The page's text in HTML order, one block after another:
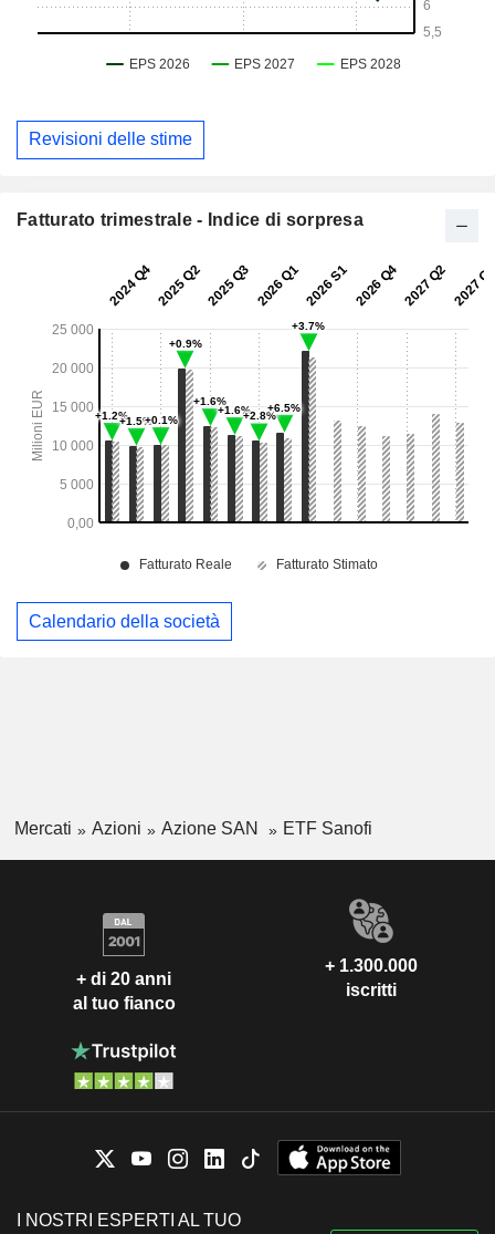
Revisioni delle stime
Fatturato trimestrale - Indice di sorpresa
Calendario della società
Mercati Azioni Azione SAN ETF Sanofi
+ di 20 anni
al tuo fianco
+ 1.300.000
iscritti
I NOSTRI ESPERTI AL TUO